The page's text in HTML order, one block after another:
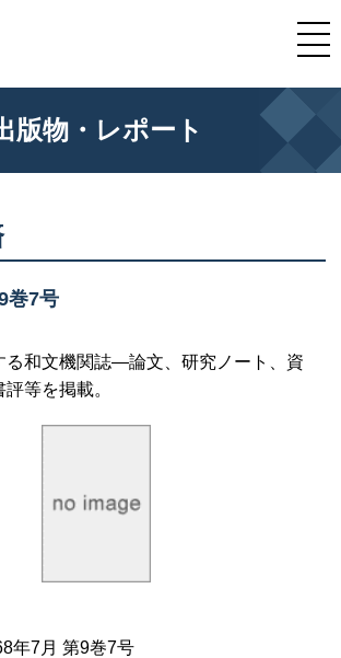
版物・レポート
巻7号
る和文機関誌—論文、研究ノート、資
等を掲載。
年7月 第9巻7号